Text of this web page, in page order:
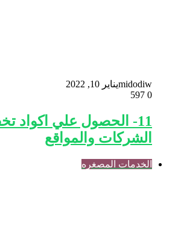
midodiwيناير 10, 2022
0
11- الحصول علي اكواد
الشركات والمواقع
الخدمات المصغره